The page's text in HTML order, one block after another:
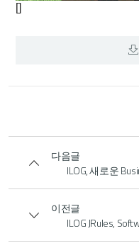
[]
다음글
ILOG, 새로운
이전글
ILOG JRules,